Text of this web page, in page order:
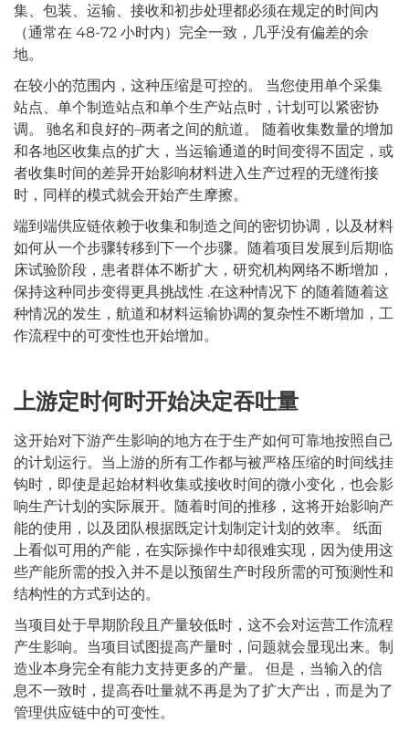
集、包装、运输、接收和初步处理都必须在规定的时间内
（通常在 48-72 小时内）完全一致，几乎没有偏差的余
地。
在较小的范围内，这种压缩是可控的。 当您使用单个采集
站点、单个制造站点和单个生产站点时，计划可以紧密协
调。 驰名和良好的–两者之间的航道。 随着收集数量的增加
和各地区收集点的扩大，当运输通道的时间变得不固定，或
者收集时间的差异开始影响材料进入生产过程的无缝衔接
时，同样的模式就会开始产生摩擦。
端到端供应链依赖于收集和制造之间的密切协调，以及材料
如何从一个步骤转移到下一个步骤。随着项目发展到后期临
床试验阶段，患者群体不断扩大，研究机构网络不断增加，
保持这种同步变得更具挑战性 .在这种情况下 的随着随着这
种情况的发生，航道和材料运输协调的复杂性不断增加，工
作流程中的可变性也开始增加。
上游定时何时开始决定吞吐量
这开始对下游产生影响的地方在于生产如何可靠地按照自己
的计划运行。当上游的所有工作都与被严格压缩的时间线挂
钩时，即使是起始材料收集或接收时间的微小变化，也会影
响生产计划的实际展开。随着时间的推移，这将开始影响产
能的使用，以及团队根据既定计划制定计划的效率。 纸面
上看似可用的产能，在实际操作中却很难实现，因为使用这
些产能所需的投入并不是以预留生产时段所需的可预测性和
结构性的方式到达的。
当项目处于早期阶段且产量较低时，这不会对运营工作流程
产生影响。当项目试图提高产量时，问题就会显现出来。制
造业本身完全有能力支持更多的产量。 但是，当输入的信
息不一致时，提高吞吐量就不再是为了扩大产出，而是为了
管理供应链中的可变性。